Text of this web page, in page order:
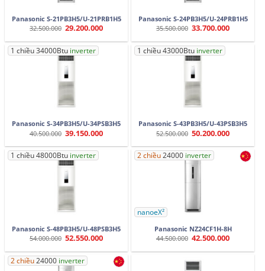
Panasonic S-21PB3H5/U-21PRB1H5
32.500.000 Giá
là:
32.500.000.
29.200.000
tại
29.200.000.
Panasonic S-24PB3H5/U-24PRB1H5
35.500.000 Giá
là:
35.500.000.
33.700.000
tại
1 chiều 34000Btu inverter
Panasonic S-34PB3H5/U-34PSB3H5
40.500.000 Giá
gốc
là:
40.500.000.
39.150.000
tại
39.150.000.
1 chiều 43000Btu inverter
Panasonic S-43PB3H5/U-43PSB3H5
52.500.000 Giá
gốc
là:
52.500.000.
50.200.000
tại
50.200.000.
1 chiều 48000Btu inverter
Panasonic S-48PB3H5/U-48PSB3H5
54.000.000 Giá
là:
54.000.000.
52.550.000
tại
52.550.000.
2 chiều24000 inverter
nanoeX²
Panasonic NZ24CF1H-8H
44.500.000 Giá
là:
42.500.000
tại
2 chiều24000 inverter